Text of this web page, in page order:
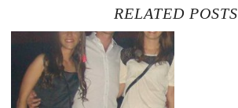
RELATED POSTS